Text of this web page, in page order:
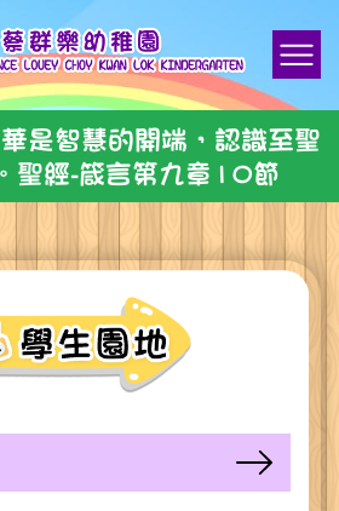
是智慧的開端，認識至聖
聖經-箴言第九章10節